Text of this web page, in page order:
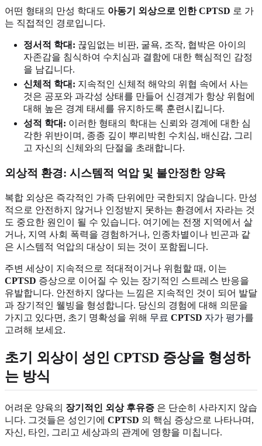
어떤 형태의 만성 학대도 아동기 외상으로 인한 CPTSD 로 가
는 직접적인 경로입니다.
정서적 학대: 끊임없는 비판, 굴욕, 조작, 협박은 아이의
자존감을 침식하여 수치심과 결함에 대한 핵심적인 감정
을 남깁니다.
신체적 학대: 지속적인 신체적 해악의 위협 속에서 사는
것은 공포와 과각성 상태를 만들어 신경계가 항상 위험에
대해 높은 경계 태세를 유지하도록 훈련시킵니다.
성적 학대: 이러한 형태의 학대는 신뢰와 경계에 대한 심
각한 위반이며, 종종 깊이 뿌리박힌 수치심, 배신감, 그리
고 자신의 신체와의 단절을 초래합니다.
외상적 환경: 시스템적 억압 및 불안정한 양육
복합 외상은 즉각적인 가족 단위에만 국한되지 않습니다. 만성
적으로 안전하지 않거나 인정받지 못하는 환경에서 자라는 것
도 중요한 원인이 될 수 있습니다. 여기에는 전쟁 지역에서 살
거나, 지역 사회 폭력을 경험하거나, 인종차별이나 빈곤과 같
은 시스템적 억압의 대상이 되는 것이 포함됩니다.
주변 세상이 지속적으로 적대적이거나 위험할 때, 이는
CPTSD 증상으로 이어질 수 있는 장기적인 스트레스 반응을
유발합니다. 안전하지 않다는 느낌은 지속적인 것이 되어 발달
과 장기적인 웰빙을 형성합니다. 당신의 경험에 대해 의문을
가지고 있다면, 초기 명확성을 위해 무료 CPTSD 자가 평가를
고려해 보세요.
초기 외상이 성인 CPTSD 증상을 형성하
는 방식
어려운 양육의 장기적인 외상 후유증 은 단순히 사라지지 않습
니다. 그것들은 성인기에 CPTSD 의 핵심 증상으로 나타나며,
자신, 타인, 그리고 세상과의 관계에 영향을 미칩니다.